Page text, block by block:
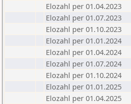
Elozahl per 01.04.2023
Elozahl per 01.07.2023
Elozahl per 01.10.2023
Elozahl per 01.01.2024
Elozahl per 01.04.2024
Elozahl per 01.07.2024
Elozahl per 01.10.2024
Elozahl per 01.01.2025
Elozahl per 01.04.2025